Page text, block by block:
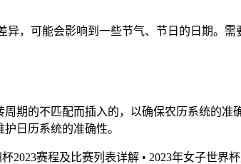
，可能会影响到一些节气、节日的日期。
期的不匹配而插入的，以确保农历系统的
日历系统的准确性。
杯2023赛程及比赛列表详解 • 2023年女子世界